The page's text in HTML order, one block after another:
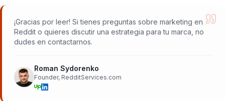
¡Gracias por leer! Si tienes preguntas sobre marketing en
Reddit o quieres discutir una estrategia para tu marca, no
dudes en contactarnos.
Roman Sydorenko
Founder, RedditServices.com